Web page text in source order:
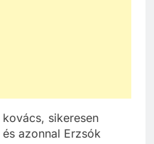
sikeresen
azonnal Erzsók